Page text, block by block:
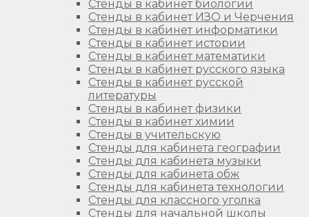
Стенды в кабинет биологии
Стенды в кабинет ИЗО и Черчения
Стенды в кабинет информатики
Стенды в кабинет истории
Стенды в кабинет математики
Стенды в кабинет русского языка
Стенды в кабинет русской
литературы
Стенды в кабинет физики
Стенды в кабинет химии
Стенды в учительскую
Стенды для кабинета географии
Стенды для кабинета музыки
Стенды для кабинета обж
Стенды для кабинета технологии
Стенды для классного уголка
Стенды для начальной школы